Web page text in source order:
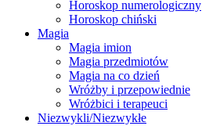
Horoskop numerologiczny
Horoskop chiński
Magia
Magia imion
Magia przedmiotów
Magia na co dzień
Wróżby i przepowiednie
Wróżbici i terapeuci
Niezwykli/Niezwykłe